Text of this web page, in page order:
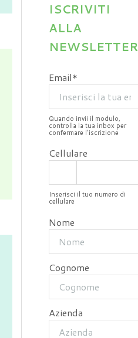
ISCRIVITI
ALLA
NEWSLETTER
Email*
Quando invii il modulo,
controlla la tua inbox per
confermare l'iscrizione
Cellulare
Inserisci il tuo numero di
cellulare
Nome
Cognome
Azienda